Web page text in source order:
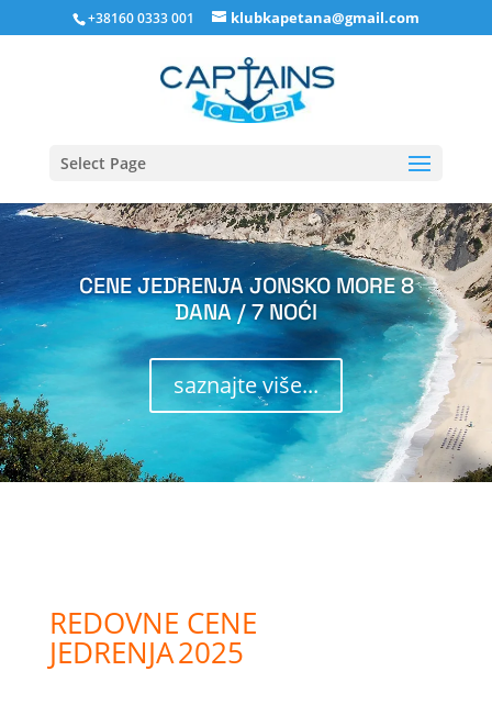
+38160 0333 001 klubkapetana@gmail.com
Select Page
CENE JEDRENJA JONSKO MORE 8
DANA / 7 NOĆI
saznajte više...
REDOVNE CENE
JEDRENJA2025